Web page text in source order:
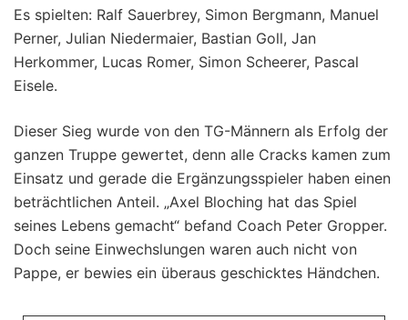
Es spielten: Ralf Sauerbrey, Simon Bergmann, Manuel
Perner, Julian Niedermaier, Bastian Goll, Jan
Herkommer, Lucas Romer, Simon Scheerer, Pascal
Eisele.
Dieser Sieg wurde von den TG-Männern als Erfolg der
ganzen Truppe gewertet, denn alle Cracks kamen zum
Einsatz und gerade die Ergänzungsspieler haben einen
beträchtlichen Anteil. „Axel Bloching hat das Spiel
seines Lebens gemacht“ befand Coach Peter Gropper.
Doch seine Einwechslungen waren auch nicht von
Pappe, er bewies ein überaus geschicktes Händchen.